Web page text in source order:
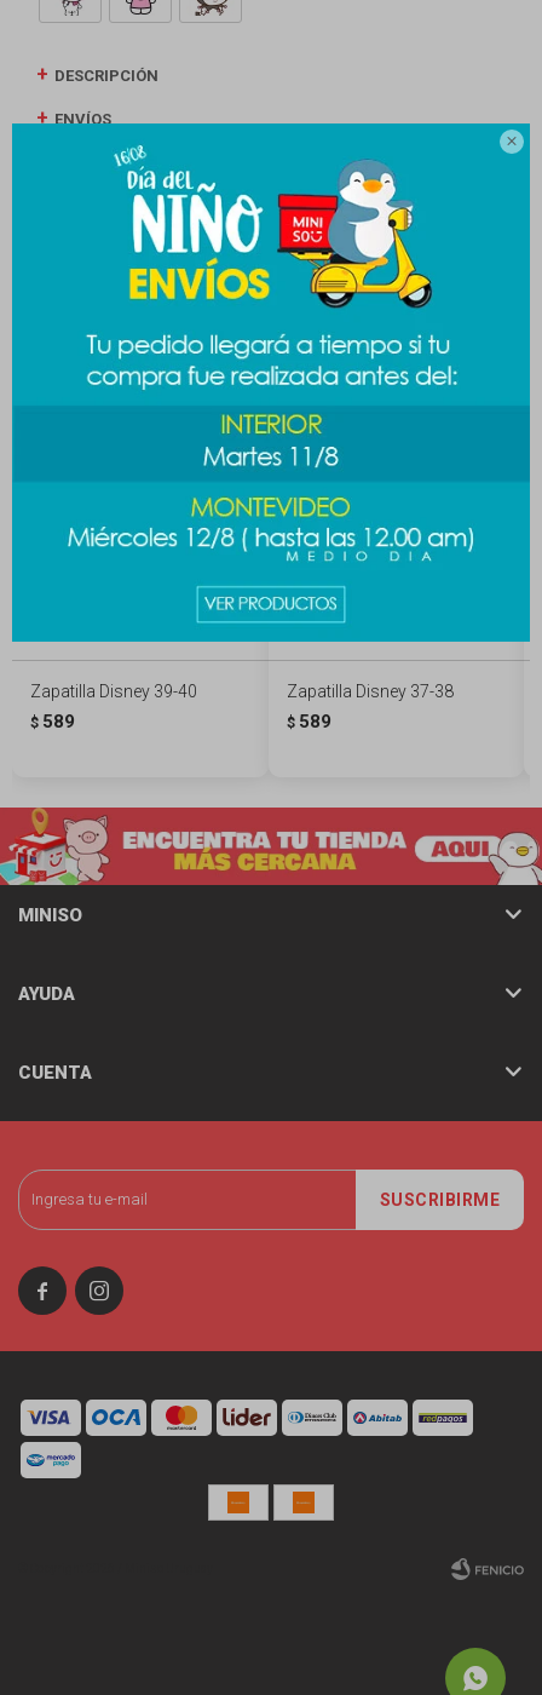

DESCRIPCIÓN
ENVÍOS
CAMBIOS Y DEVOLUCIONES
MEDIOS DE PAGO
Productos que te pueden interesar
Zapatilla Disney 39-40
$ 589
Zapatilla Disney 37-38
$ 589
SUSCRIBIRME
 
MINISO
AYUDA
CUENTA